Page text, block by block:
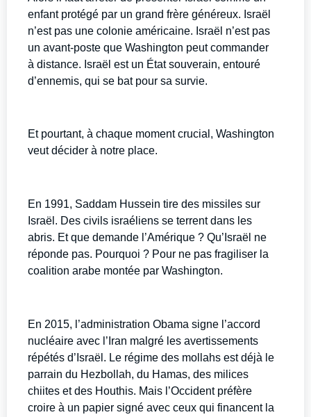
enfant protégé par un grand frère généreux. Israël
n’est pas une colonie américaine. Israël n’est pas
un avant-poste que Washington peut commander
à distance. Israël est un État souverain, entouré
d’ennemis, qui se bat pour sa survie.
Et pourtant, à chaque moment crucial, Washington
veut décider à notre place.
En 1991, Saddam Hussein tire des missiles sur
Israël. Des civils israéliens se terrent dans les
abris. Et que demande l’Amérique ? Qu’Israël ne
réponde pas. Pourquoi ? Pour ne pas fragiliser la
coalition arabe montée par Washington.
En 2015, l’administration Obama signe l’accord
nucléaire avec l’Iran malgré les avertissements
répétés d’Israël. Le régime des mollahs est déjà le
parrain du Hezbollah, du Hamas, des milices
chiites et des Houthis. Mais l’Occident préfère
croire à un papier signé avec ceux qui financent la